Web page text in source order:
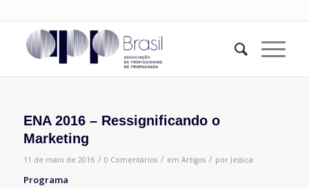
ENA 2016 – Ressignificando o
Marketing
11 de maio de 2016 / 0 Comentários / em Artigos / por Jessica
Programa